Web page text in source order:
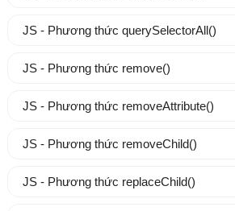
JS - Phương thức querySelectorAll()
JS - Phương thức remove()
JS - Phương thức removeAttribute()
JS - Phương thức removeChild()
JS - Phương thức replaceChild()